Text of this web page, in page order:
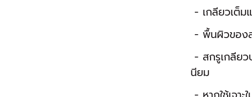
- เกลียวเต็ม
- พื้นผิวของส
- สกรูเกลีย
นียม